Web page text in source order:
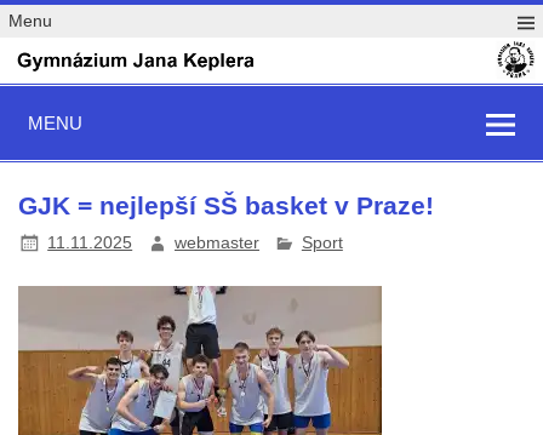
Menu
MENU
GJK = nejlepší SŠ basket v Praze!
11.11.2025 webmaster Sport